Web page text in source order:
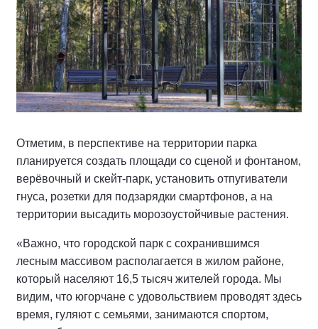
Отметим, в перспективе на территории парка
планируется создать площади со сценой и фонтаном,
верёвочный и скейт-парк, установить отпугиватели
гнуса, розетки для подзарядки смартфонов, а на
территории высадить морозоустойчивые растения.
«Важно, что городской парк с сохранившимся
лесным массивом располагается в жилом районе,
который населяют 16,5 тысяч жителей города. Мы
видим, что югорчане с удовольствием проводят здесь
время, гуляют с семьями, занимаются спортом,